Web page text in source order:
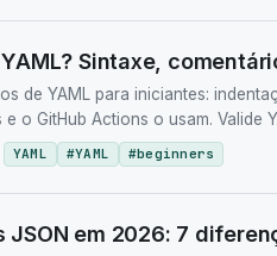
Sintaxe,
de YAML para iniciantes:
e o GitHub Actions o usam. Valide
YAML #YAML #beginners
JSON em 2026: 7